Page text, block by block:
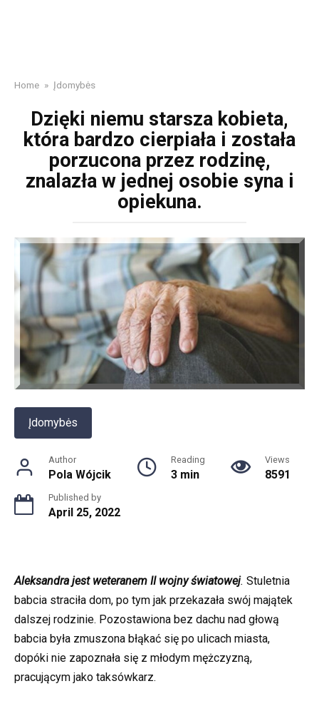
Home » Įdomybės
Dzięki niemu starsza kobieta,
która bardzo cierpiała i została
porzucona przez rodzinę,
znalazła w jednej osobie syna i
opiekuna.
Įdomybės
Author
Pola Wójcik
Reading
3 min
Views
8591
Published by
April 25, 2022
Aleksandra jest weteranem II wojny światowej. Stuletnia
babcia straciła dom, po tym jak przekazała swój majątek
dalszej rodzinie. Pozostawiona bez dachu nad głową
babcia była zmuszona błąkać się po ulicach miasta,
dopóki nie zapoznała się z młodym mężczyzną,
pracującym jako taksówkarz.